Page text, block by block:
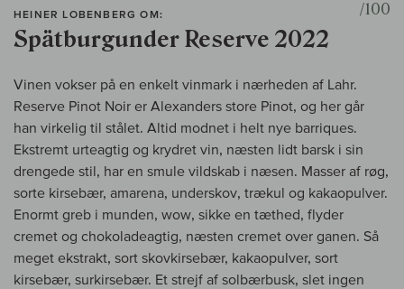
HEINER LOBENBERG OM:
Spätburgunder Reserve 2022
/100
Vinen vokser på en enkelt vinmark i nærheden af Lahr.
Reserve Pinot Noir er Alexanders store Pinot, og her går
han virkelig til stålet. Altid modnet i helt nye barriques.
Ekstremt urteagtig og krydret vin, næsten lidt barsk i sin
drengede stil, har en smule vildskab i næsen. Masser af røg,
sorte kirsebær, amarena, underskov, trækul og kakaopulver.
Enormt greb i munden, wow, sikke en tæthed, flyder
cremet og chokoladeagtig, næsten cremet over ganen. Så
meget ekstrakt, sort skovkirsebær, kakaopulver, sort
kirsebær, surkirsebær. Et strejf af solbærbusk, slet ingen